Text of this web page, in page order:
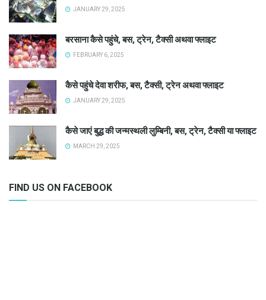
JANUARY 29, 2025
बरसाना कैसे पहुंचे, बस, ट्रेन, टैक्सी अथवा फ्लाइट
FEBRUARY 6, 2025
कैसे पहुंचे देवा शरीफ, बस, टैक्सी, ट्रेन अथवा फ्लाइट
JANUARY 29, 2025
कैसे जाएं बुद्ध की जन्मस्थली लुम्बिनी, बस, ट्रेन, टैक्सी या फ्लाइट
MARCH 29, 2025
FIND US ON FACEBOOK